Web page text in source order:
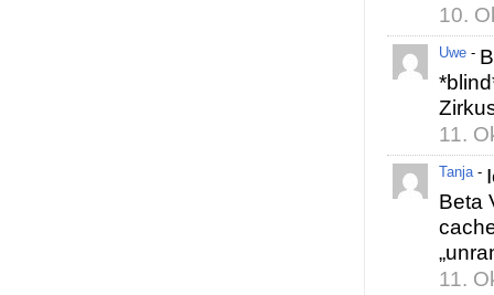
10.
Uwe -
11.
Tanja -
Beta
11.